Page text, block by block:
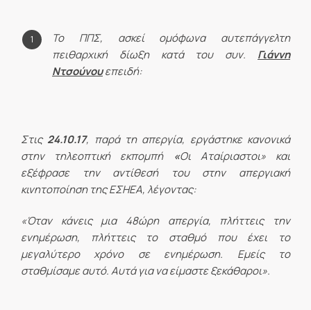
Το ΠΠΣ, ασκεί ομόφωνα αυτεπάγγελτη
πειθαρχική δίωξη κατά του συν. Γιάννη
Ντσούνουεπειδή:
Στις 24.10.17, παρά τη απεργία, εργάστηκε κανονικά
στην τηλεοπτική εκπομπή
«Οι Αταίριαστοι» και
εξέφρασε την αντίθεσή του στην απεργιακή
κινητοποίηση της ΕΣΗΕΑ, λέγοντας:
«Όταν κάνεις μια 48ώρη απεργία, πλήττεις την
ενημέρωση, πλήττεις το σταθμό που έχει το
μεγαλύτερο χρόνο σε ενημέρωση. Εμείς το
σταθμίσαμε αυτό. Αυτά για να είμαστε ξεκάθαροι».